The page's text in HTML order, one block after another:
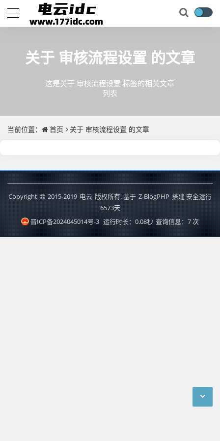
关于 审核流程设置 的文章
这是关于 审核流程设置 标签的相关文章
列表
当前位置： 首页 关于 审核流程设置 的文章
Copyright 2015-2019 电云 版权所有. 基于 Z-BlogPHP 搭建 安全运行
6573天
晋ICP备2024045014号-3 运行时长：0.08秒 查询信息：7 次